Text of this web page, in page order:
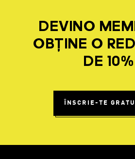
DEVINO
OBȚINE O
DE 10%
ÎNSCRIE-TE